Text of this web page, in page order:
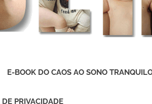
E-BOOK DO CAOS AO SONO
PRIVACIDADE